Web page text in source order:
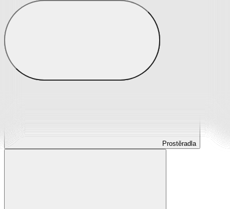
Prostěradla
Prostěradla